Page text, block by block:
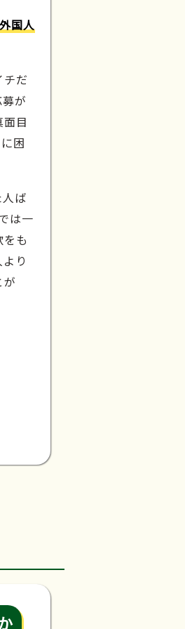
国人
だ
が
目
困
ば
は一
も
り